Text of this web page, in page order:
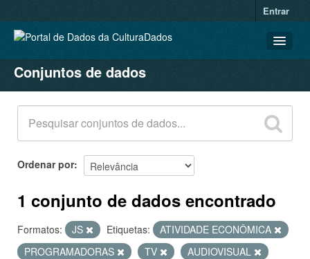
Entrar
CONJUNTOS DE DADOS
ORGANIZAÇÕES
GRUPOS
SOBRE
Conjuntos de dados
Ordenar por
1 conjunto de dados encontrado
Formatos: JS Etiquetas:
ATIVIDADE ECONÔMICA
PROGRAMADORAS
TV
AUDIOVISUAL